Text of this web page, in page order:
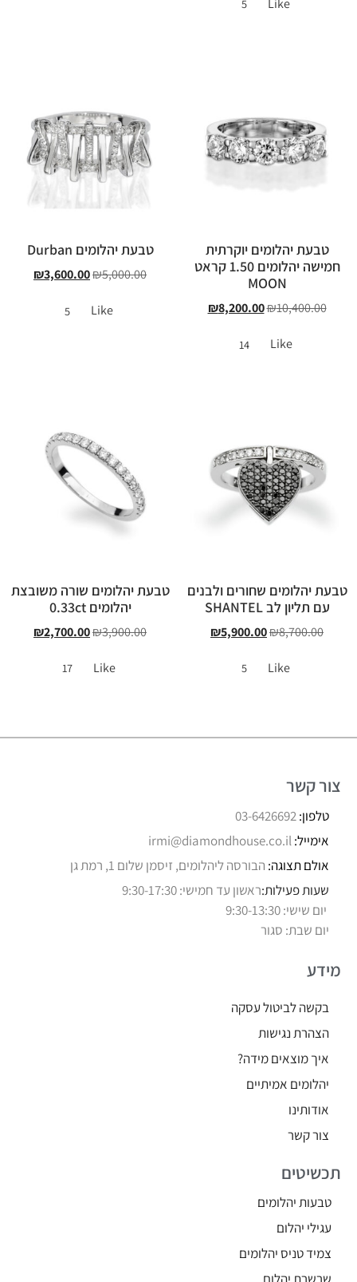
Like
5
טבעת יהלומים יוקרתית
חמישה יהלומים 1.50 קראט
MOON
₪10,400.00
₪8,200.00
Like
14
טבעת יהלומים Durban
₪5,000.00
₪3,600.00
Like
5
טבעת יהלומים שחורים ולבנים
עם תליון לב SHANTEL
₪8,700.00
₪5,900.00
Like
5
טבעת יהלומים שורה משובצת
יהלומים 0.33ct
₪3,900.00
₪2,700.00
Like
17
צור קשר
טלפון:03-6426692
אימייל:irmi@diamondhouse.co.il
אולם תצוגה: הבורסה ליהלומים, זיסמן שלום 1, רמת גן
שעות פעילות:ראשון עד חמישי: 9:30-17:30
יום שישי: 9:30-13:30
יום שבת: סגור
מידע
בקשה לביטול עסקה
הצהרת נגישות
איך מוצאים מידה?
יהלומים אמיתיים
אודותינו
צור קשר
תכשיטים
טבעות יהלומים
עגילי יהלום
צמיד טניס יהלומים